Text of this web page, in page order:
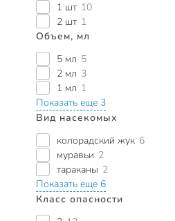
1 шт 10
2 шт 1
Объем, мл
5 мл 5
2 мл 3
1 мл 1
Показать еще 3
Вид насекомых
колорадский жук 6
муравьи 2
тараканы 2
Показать еще 6
Класс опасности